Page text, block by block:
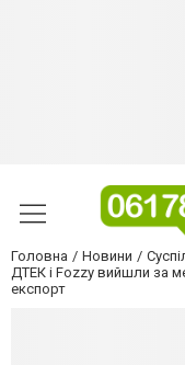
Головна Новини
ДТЕК і Fozzy вийшли за
експорт